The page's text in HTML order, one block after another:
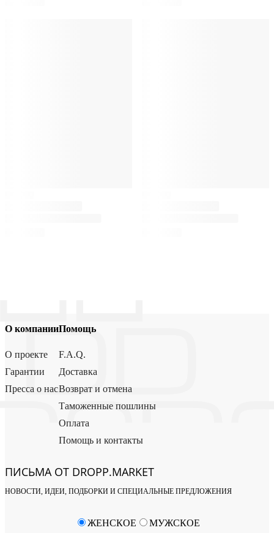
О компании
О проекте
Гарантии
Пресса о нас
Помощь
F.A.Q.
Доставка
Возврат и отмена
Таможенные пошлины
Оплата
Помощь и контакты
ПИСЬМА ОТ DROPP.MARKET
НОВОСТИ, ИДЕИ, ПОДБОРКИ И СПЕЦИАЛЬНЫЕ ПРЕДЛОЖЕНИЯ
ЖЕНСКОЕ МУЖСКОЕ